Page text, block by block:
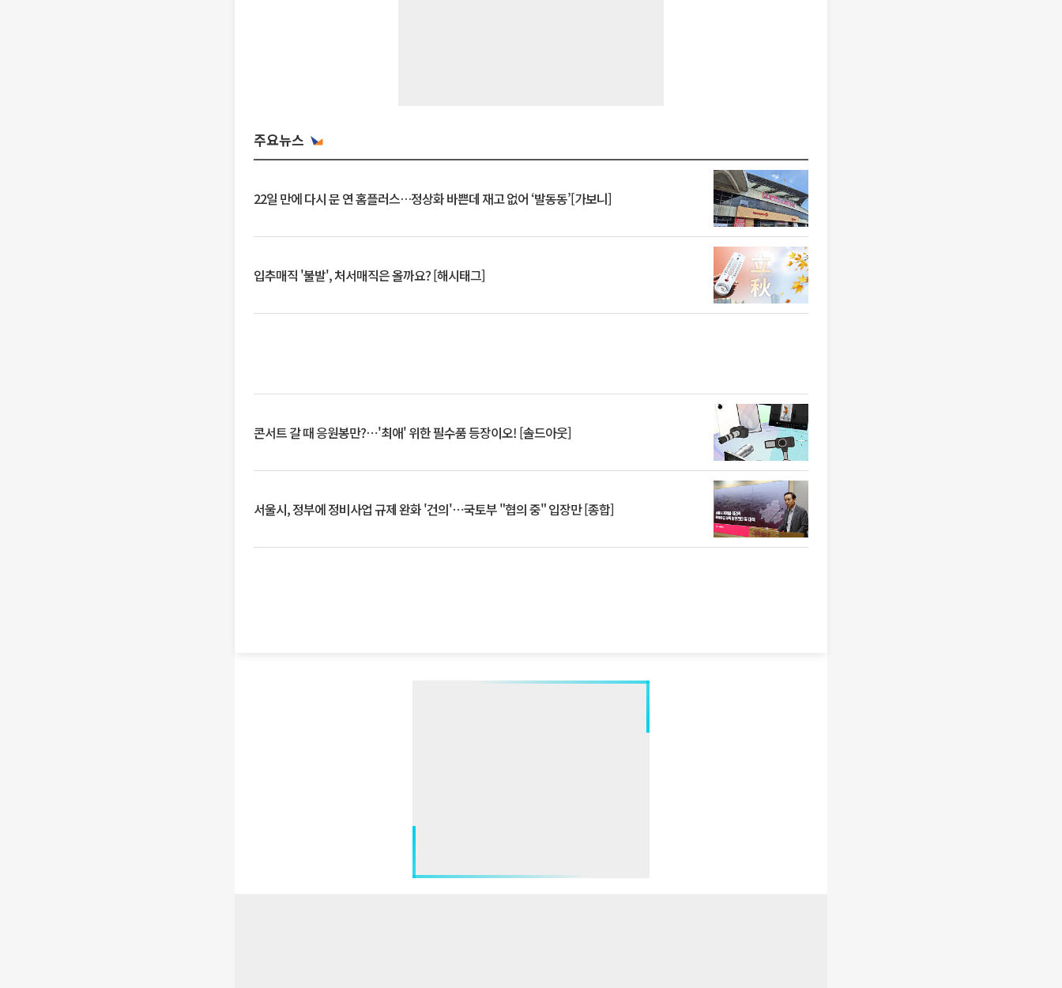
주요뉴스
22일 만에 다시 문 연 홈플러스…정상화 바쁜데 재고 없어 ‘발동동’[가보니]
입추매직 '불발', 처서매직은 올까요? [해시태그]
콘서트 갈 때 응원봉만?⋯'최애' 위한 필수품 등장이오! [솔드아웃]
서울시, 정부에 정비사업 규제 완화 '건의'⋯국토부 "협의 중" 입장만 [종합]